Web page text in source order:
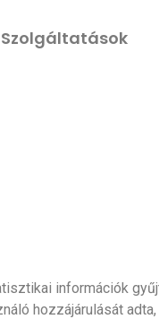
Szolgáltatások
információk
hozzájárulását